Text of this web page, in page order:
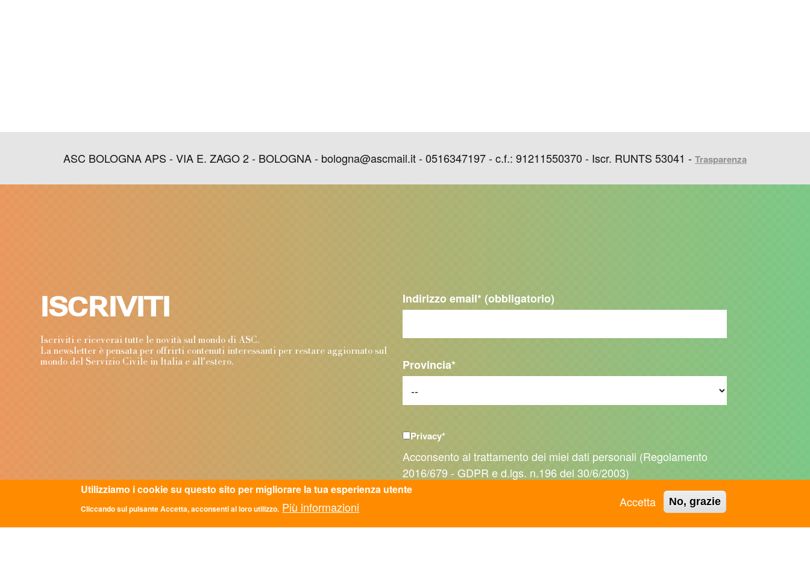
ASC BOLOGNA APS - VIA E. ZAGO 2 - BOLOGNA - bologna@ascmail.it - 0516347197 - c.f.: 91211550370 - Iscr. RUNTS 53041 - Trasparenza
ISCRIVITI
Iscriviti e riceverai tutte le novità sul mondo di ASC.
La newsletter è pensata per offrirti contenuti interessanti per restare aggiornato sul
mondo del Servizio Civile in Italia e all'estero.
Indirizzo email* (obbligatorio)
Provincia*
Privacy*
Acconsento al trattamento dei miei dati personali (Regolamento
2016/679 - GDPR e d.lgs. n.196 del 30/6/2003)
Utilizziamo i cookie su questo sito per migliorare la tua esperienza utente
Cliccando sul pulsante Accetta, acconsenti al loro utilizzo. Più informazioni Accetta No, grazie